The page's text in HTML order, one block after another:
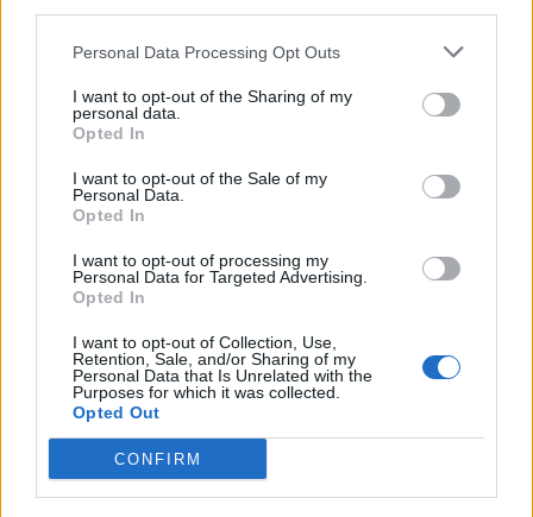
Personal Data Processing Opt Outs
I want to opt-out of the Sharing of my
personal data.
Opted In
I want to opt-out of the Sale of my
Personal Data.
Opted In
I want to opt-out of processing my
Personal Data for Targeted Advertising.
Opted In
I want to opt-out of Collection, Use,
Retention, Sale, and/or Sharing of my
Personal Data that Is Unrelated with the
Purposes for which it was collected.
Opted Out
CONFIRM
Apple: Προσφεύγει στη
Δικαιοσύνη κατά της OpenAI για
φερόμενη υπεξαίρεση εμπορικών
06/08/26 |16:09
αποδοτικότητα και
αναβαθμισμένες υπηρεσίες
ΟΤΕ: Για 8η συνεχόμενη χρονιά
στους διεθνείς δείκτες βιώσιμης
06/08/26